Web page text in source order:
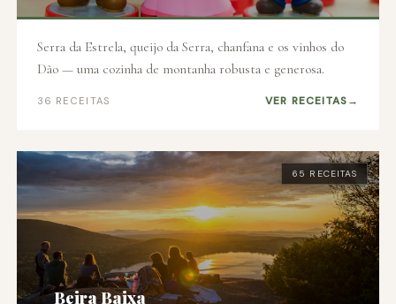
Serra da Estrela, queijo da Serra, chanfana e os vinhos do
Dão — uma cozinha de montanha robusta e generosa.
36 RECEITAS VER RECEITAS
65 RECEITAS
🫒Beira Baixa